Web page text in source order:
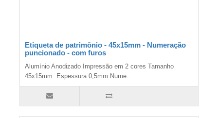
Etiqueta de patrimônio - 45x15mm - Numeração
puncionado - com furos
Alumínio Anodizado Impressão em 2 cores Tamanho
45x15mm Espessura 0,5mm Nume..